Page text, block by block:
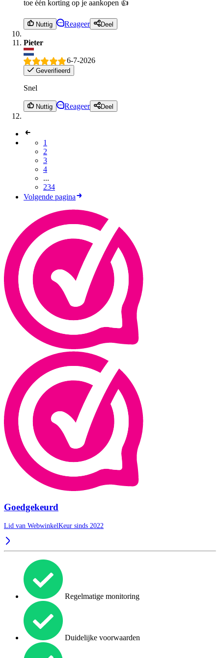
toe één korting op je aankopen 👍
Nuttig Reageer Deel
Pieter
6-7-2026
Geverifieerd
Snel
Nuttig Reageer Deel
1
2
3
4
...
234
Volgende pagina
Goedgekeurd
Lid van WebwinkelKeur sinds 2022
Regelmatige monitoring
Duidelijke voorwaarden